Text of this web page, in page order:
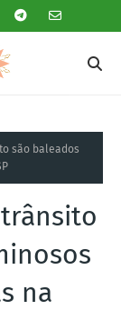
são baleados
trânsito
na